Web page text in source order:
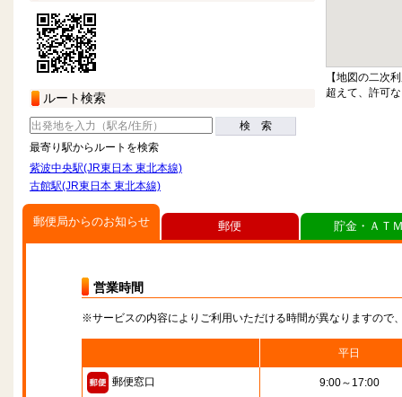
ルート検索
検 索
最寄り駅からルートを検索
紫波中央駅(JR東日本 東北本線)
古館駅(JR東日本 東北本線)
【地図の二次
超えて、許可
郵便局からのお知らせ
営業時間
※サービスの内容によりご利用いただける時間が異なりますので
平日
郵便窓口 9:00～17:00
郵便 貯金・ＡＴ